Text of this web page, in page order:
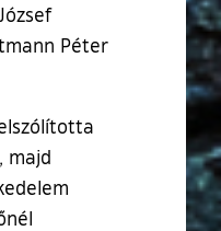
Péter
majd